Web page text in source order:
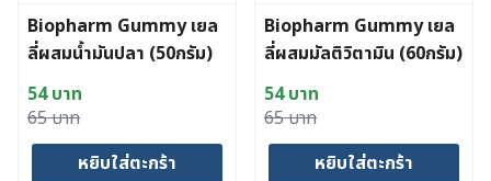
Biopharm Gummy เยล
ลี่ผสมน้ำมันปลา (50กรัม)
65บาท
Original
price
54บาท
Current
price
หยิบใส่ตะกร้า
Biopharm Gummy เยล
ลี่ผสมมัลติวิตามิน (60กรัม)
65บาท
Original
price
54บาท
Current
price
หยิบใส่ตะกร้า